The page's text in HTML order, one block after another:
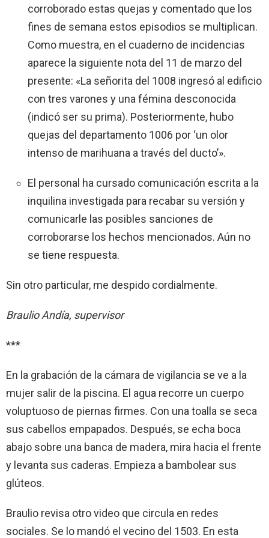
corroborado estas quejas y comentado que los
fines de semana estos episodios se multiplican.
Como muestra, en el cuaderno de incidencias
aparece la siguiente nota del 11 de marzo del
presente: «La señorita del 1008 ingresó al edificio
con tres varones y una fémina desconocida
(indicó ser su prima). Posteriormente, hubo
quejas del departamento 1006 por ‘un olor
intenso de marihuana a través del ducto’».
El personal ha cursado comunicación escrita a la
inquilina investigada para recabar su versión y
comunicarle las posibles sanciones de
corroborarse los hechos mencionados. Aún no
se tiene respuesta.
Sin otro particular, me despido cordialmente.
Braulio Andía, supervisor
***
En la grabación de la cámara de vigilancia se ve a la
mujer salir de la piscina. El agua recorre un cuerpo
voluptuoso de piernas firmes. Con una toalla se seca
sus cabellos empapados. Después, se echa boca
abajo sobre una banca de madera, mira hacia el frente
y levanta sus caderas. Empieza a bambolear sus
glúteos.
Braulio revisa otro video que circula en redes
sociales. Se lo mandó el vecino del 1503. En esta